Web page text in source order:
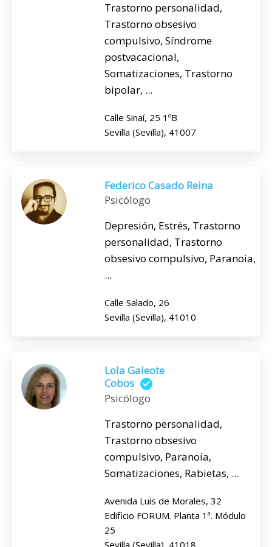
Trastorno personalidad,
Trastorno obsesivo
compulsivo, Síndrome
postvacacional,
Somatizaciones, Trastorno
bipolar, ...
Calle Sinaí, 25 1ºB
Sevilla (Sevilla), 41007
Federico Casado Reina
Psicólogo
Depresión, Estrés, Trastorno
personalidad, Trastorno
obsesivo compulsivo, Paranoia,
...
Calle Salado, 26
Sevilla (Sevilla), 41010
Lola Galeote
Cobos
Psicólogo
Trastorno personalidad,
Trastorno obsesivo
compulsivo, Paranoia,
Somatizaciones, Rabietas, ...
Avenida Luis de Morales, 32
Edificio FORUM. Planta 1ª. Módulo
25